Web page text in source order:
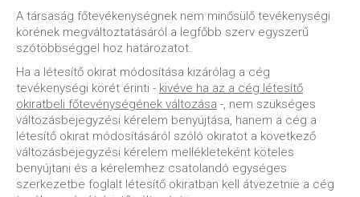
A társaság főtevékenységnek nem minősülő tevékenységi
körének megváltoztatásáról a legfőbb szerv egyszerű
szótöbbséggel hoz határozatot.
Ha a létesítő okirat módosítása kizárólag a cég
tevékenységi körét érinti - kivéve ha az a cég létesítő
okiratbeli főtevénységének változása -, nem szükséges
változásbejegyzési kérelem benyújtása, hanem a cég a
létesítő okirat módosításáról szóló okiratot a következő
változásbejegyzési kérelem mellékleteként köteles
benyújtani és a kérelemhez csatolandó egységes
szerkezetbe foglalt létesítő okiratban kell átvezetnie a cég